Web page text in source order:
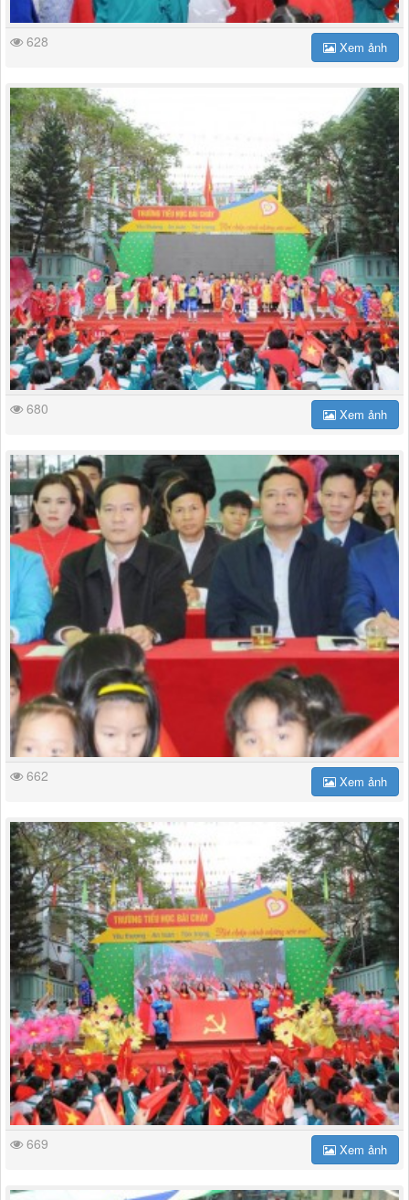
628 Xem ảnh
680 Xem ảnh
662 Xem ảnh
669 Xem ảnh